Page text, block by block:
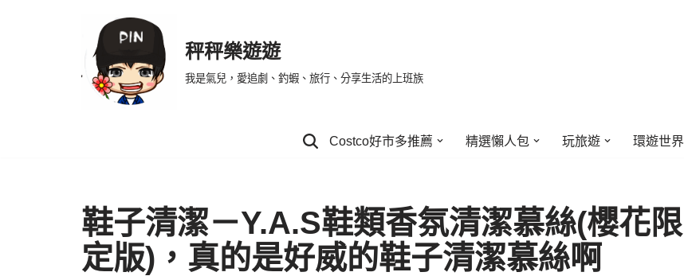
秤秤樂遊遊
我是氣兒，愛追劇、釣蝦、旅行、分享生活的上班族
Costco好市多推薦 精選懶人包 玩旅遊 環遊世界
鞋子清潔－Y.A.S鞋類香氛清潔慕絲(櫻花限
定版)，真的是好威的鞋子清潔慕絲啊